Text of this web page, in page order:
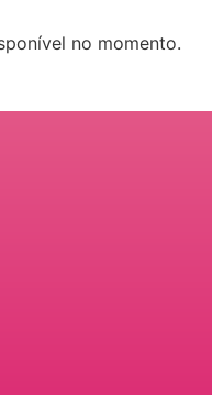
no momento.